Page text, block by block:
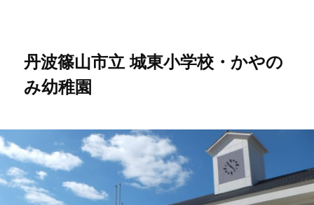
移
動
丹波篠山市立 城東小学校・かやの
み幼稚園